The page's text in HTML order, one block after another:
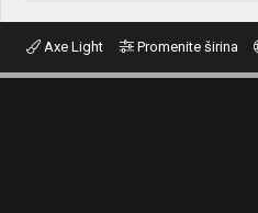
Axe Light Promenite širina